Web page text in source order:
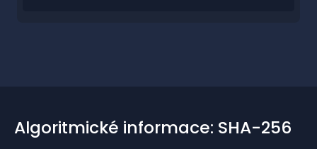
Algoritmické informace: SHA-256